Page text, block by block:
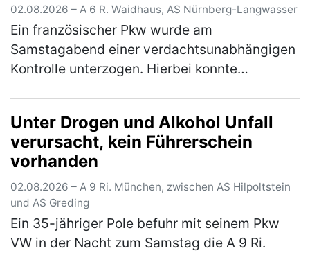
02.08.2026 – A 6 R. Waidhaus, AS Nürnberg-Langwasser
Ein französischer Pkw wurde am
Samstagabend einer verdachtsunabhängigen
Kontrolle unterzogen. Hierbei konnte
Fahrers…(mehr)
Unter Drogen und Alkohol Unfall
verursacht, kein Führerschein
vorhanden
02.08.2026 – A 9 Ri. München, zwischen AS Hilpoltstein
und AS Greding
Ein 35-jähriger Pole befuhr mit seinem Pkw
VW in der Nacht zum Samstag die A 9 Ri.